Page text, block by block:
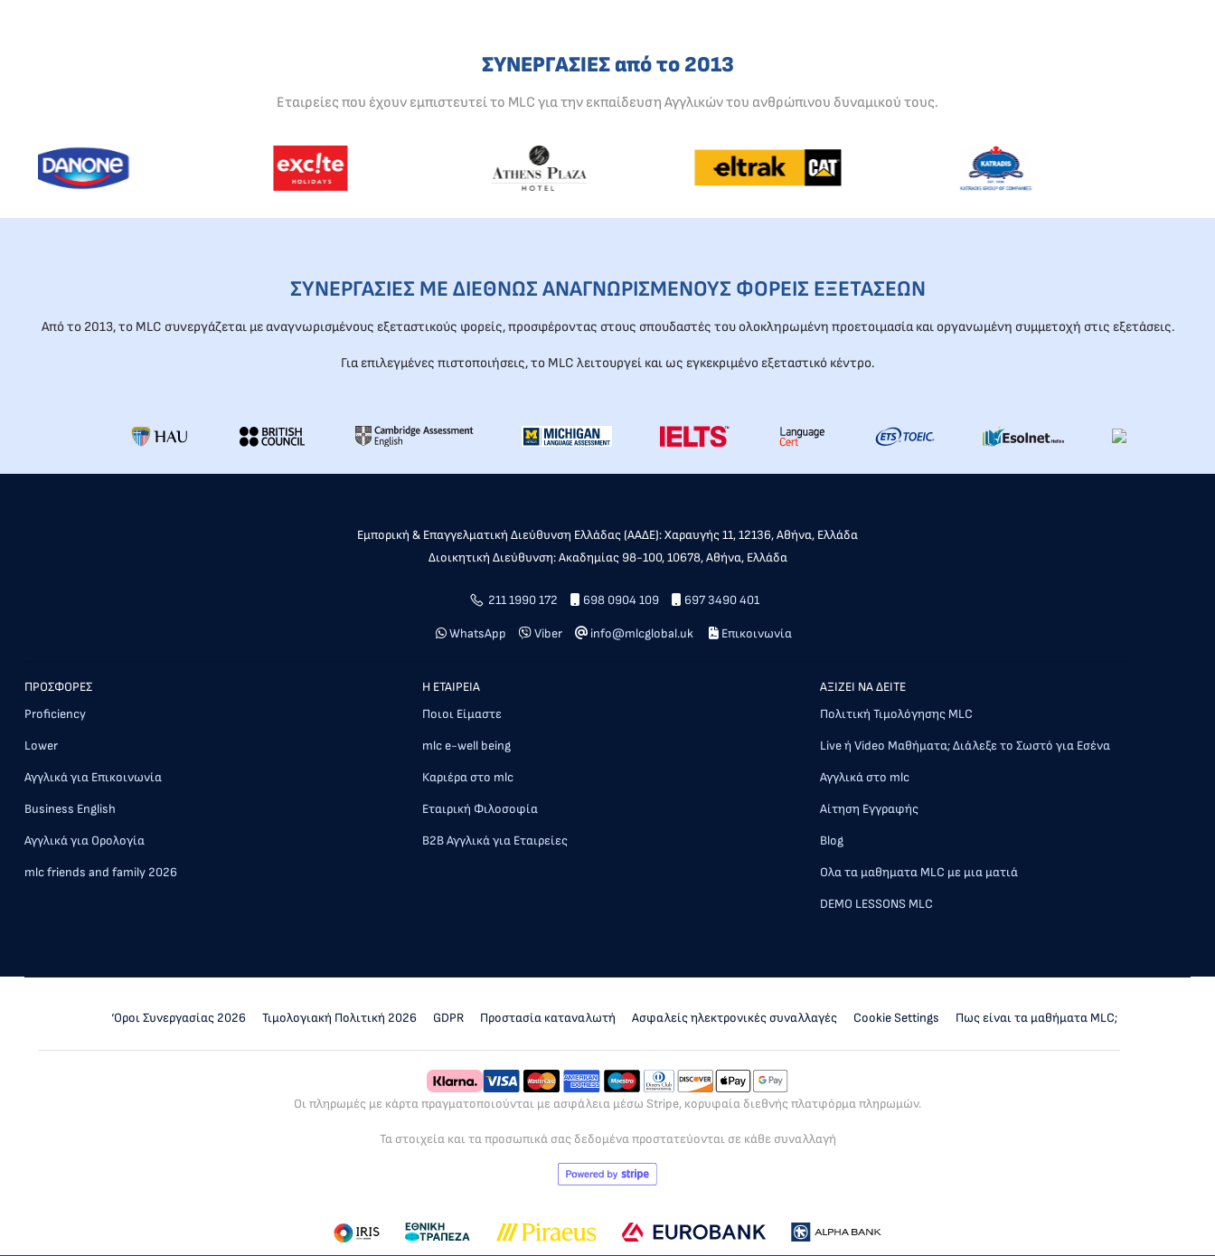
ΣΥΝΕΡΓΑΣΙΕΣ από το 2013
Εταιρείες που έχουν εμπιστευτεί το MLC για την εκπαίδευση Αγγλικών του ανθρώπινου δυναμικού τους.
ΣΥΝΕΡΓΑΣΙΕΣ ΜΕ ΔΙΕΘΝΩΣ ΑΝΑΓΝΩΡΙΣΜΕΝΟΥΣ ΦΟΡΕΙΣ ΕΞΕΤΑΣΕΩΝ
Από το 2013, το MLC συνεργάζεται με αναγνωρισμένους εξεταστικούς φορείς, προσφέροντας στους σπουδαστές του ολοκληρωμένη προετοιμασία και οργανωμένη συμμετοχή στις εξετάσεις.
Για επιλεγμένες πιστοποιήσεις, το MLC λειτουργεί και ως εγκεκριμένο εξεταστικό κέντρο.
Εμπορική & Επαγγελματική Διεύθυνση Ελλάδας (ΑΑΔΕ): Χαραυγής 11, 12136, Αθήνα, Ελλάδα
Διοικητική Διεύθυνση: Ακαδημίας 98-100, 10678, Αθήνα, Ελλάδα
211 1990 172 698 0904 109 697 3490 401
WhatsApp Viber info@mlcglobal.uk Επικοινωνία
ΠΡΟΣΦΟΡΕΣ
Proficiency
Lower
Αγγλικά για Επικοινωνία
Business English
Αγγλικά για Ορολογία
mlc friends and family 2026
Η ΕΤΑΙΡΕΙΑ
Ποιοι Είμαστε
mlc e-well being
Καριέρα στο mlc
Εταιρική Φιλοσοφία
Β2Β Αγγλικά για Εταιρείες
AΞΙΖΕΙ ΝΑ ΔΕΙΤΕ
Πολιτική Τιμολόγησης MLC
Live ή Video Μαθήματα; Διάλεξε το Σωστό για Εσένα
Αγγλικά στο mlc
Αίτηση Εγγραφής
Blog
Ολα τα μαθηματα MLC με μια ματιά
DEMO LESSONS MLC
‘Οροι Συνεργασίας 2026 Τιμολογιακή Πολιτική 2026 GDPR Προστασία καταναλωτή Ασφαλείς ηλεκτρονικές συναλλαγές Cookie Settings Πως είναι τα μαθήματα MLC;
Οι πληρωμές με κάρτα πραγματοποιούνται με ασφάλεια μέσω Stripe, κορυφαία διεθνής πλατφόρμα πληρωμών.
Τα στοιχεία και τα προσωπικά σας δεδομένα προστατεύονται σε κάθε συναλλαγή